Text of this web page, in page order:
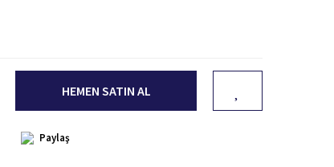
HEMEN SATIN AL
Paylaş